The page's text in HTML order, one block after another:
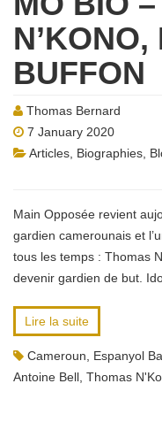
N’KONO,
BUFFON
Thomas Bernard
7 January 2020
Articles Biographies
Main Opposée revient
gardien camerounais et
tous les temps : Thomas
devenir gardien de but.
Lire la suite
Cameroun Espanyol
Antoine Bell Thomas